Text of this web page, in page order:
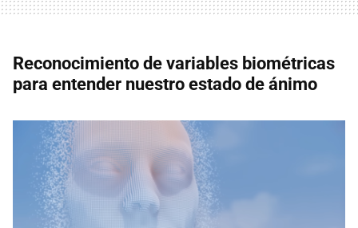
Reconocimiento de variables biométricas
para entender nuestro estado de ánimo